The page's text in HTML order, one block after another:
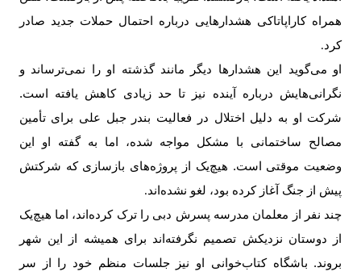
همراه کاراپاتاکی هشدارهایی درباره احتمال حملات جدید صادر
کرد.
او می‌گوید این هشدارها دیگر مانند گذشته او را نمی‌ترساند و
نگرانی‌هایش درباره آینده نیز تا حد زیادی کاهش یافته است.
شرکت او به دلیل اختلال در فعالیت بندر جبل علی برای تأمین
مصالح ساختمانی با مشکل مواجه شده، اما به گفته او این
وضعیت موقتی است. هیچ‌یک از پروژه‌های بازسازی که شرکتش
پیش از جنگ آغاز کرده بود، لغو نشده‌اند.
چند نفر از معلمان مدرسه پسرش دبی را ترک کرده‌اند، اما هیچ‌یک
از دوستان نزدیکش تصمیم نگرفته‌اند برای همیشه از این شهر
بروند. باشگاه کتاب‌خوانی او نیز جلسات منظم خود را از سر